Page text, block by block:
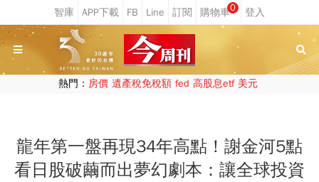
0
熱門： 房價 遺產稅免稅額 fed 高股息etf 美元
龍年第一盤再現34年高點！謝金河5點
看日股破繭而出夢幻劇本：讓全球投資